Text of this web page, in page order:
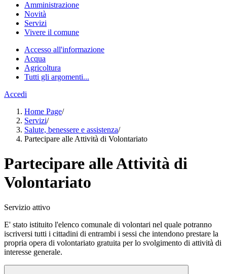
Amministrazione
Novità
Servizi
Vivere il comune
Accesso all'informazione
Acqua
Agricoltura
Tutti gli argomenti...
Accedi
Home Page/
Servizi/
Salute, benessere e assistenza/
Partecipare alle Attività di Volontariato
Partecipare alle Attività di
Volontariato
Servizio attivo
E' stato istituito l'elenco comunale di volontari nel quale potranno
iscriversi tutti i cittadini di entrambi i sessi che intendono prestare la
propria opera di volontariato gratuita per lo svolgimento di attività di
interesse generale.